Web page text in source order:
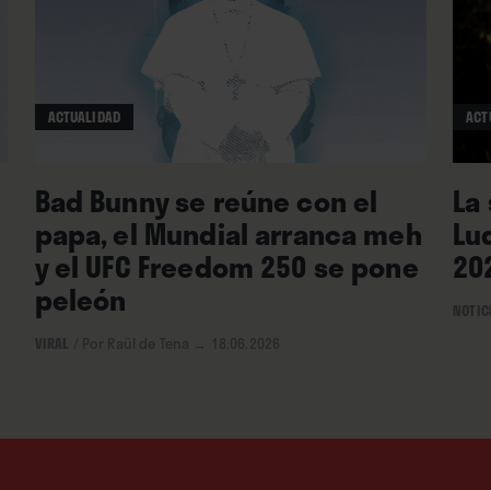
ACTUALIDAD
Bad Bunny se reúne con el
papa, el Mundial arranca meh
y el UFC Freedom 250 se pone
peleón